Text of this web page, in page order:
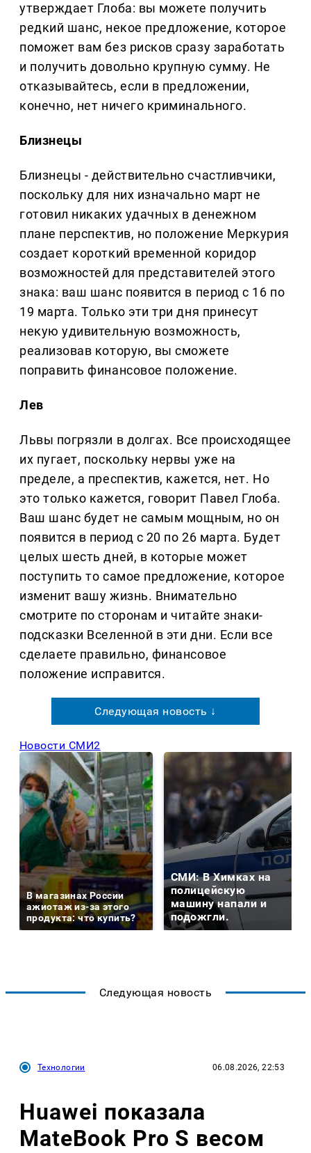
утверждает Глоба: вы можете получить
редкий шанс, некое предложение, которое
поможет вам без рисков сразу заработать
и получить довольно крупную сумму. Не
отказывайтесь, если в предложении,
конечно, нет ничего криминального.
Близнецы
Близнецы - действительно счастливчики,
поскольку для них изначально март не
готовил никаких удачных в денежном
плане перспектив, но положение Меркурия
создает короткий временной коридор
возможностей для представителей этого
знака: ваш шанс появится в период с 16 по
19 марта. Только эти три дня принесут
некую удивительную возможность,
реализовав которую, вы сможете
поправить финансовое положение.
Лев
Львы погрязли в долгах. Все происходящее
их пугает, поскольку нервы уже на
пределе, а преспектив, кажется, нет. Но
это только кажется, говорит Павел Глоба.
Ваш шанс будет не самым мощным, но он
появится в период с 20 по 26 марта. Будет
целых шесть дней, в которые может
поступить то самое предложение, которое
изменит вашу жизнь. Внимательно
смотрите по сторонам и читайте знаки-
подсказки Вселенной в эти дни. Если все
сделаете правильно, финансовое
положение исправится.
Следующая новость ↓
Новости СМИ2
В магазинах России
ажиотаж из-за этого
продукта: что купить?
СМИ: В Химках на
полицейскую
машину напали и
подожгли.
Следующая новость
Технологии 06.08.2026, 22:53
Huawei показала
MateBook Pro S весом